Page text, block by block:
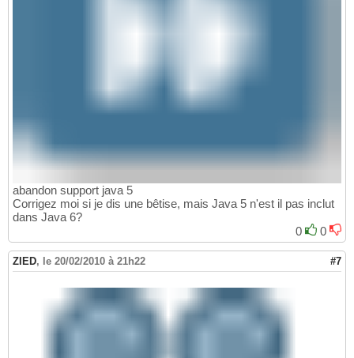
abandon support java 5
Corrigez moi si je dis une bêtise, mais Java 5 n'est il pas inclut
dans Java 6?
0
0
ZIED, le 20/02/2010 à 21h22 #7